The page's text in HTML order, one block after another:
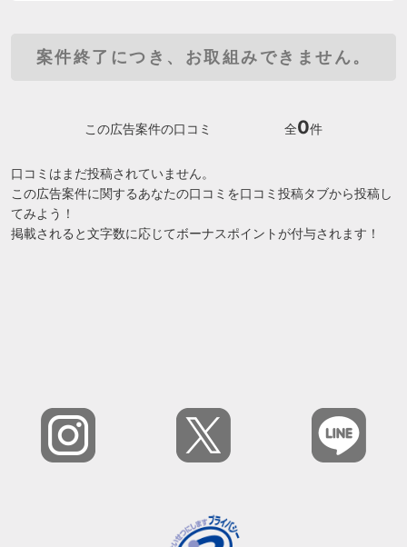
案件終了につき、お取組みできません。
この広告案件の口コミ 全0件
口コミはまだ投稿されていません。
この広告案件に関するあなたの口コミを口コミ投稿タブから投稿し
てみよう！
掲載されると文字数に応じてボーナスポイントが付与されます！